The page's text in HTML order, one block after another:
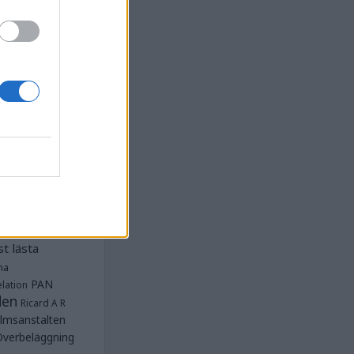
Anstalten
Anstalten
Barn- och
Göteborg
lästa
PAN
Ricard A R